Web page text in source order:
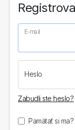
E-mail
Heslo
Zabudli ste heslo?
Pamätať si ma?